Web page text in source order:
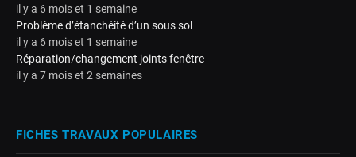
il y a 6 mois et 1 semaine
Problème d’étanchéité d’un sous sol
il y a 6 mois et 1 semaine
Réparation/changement joints fenêtre
il y a 7 mois et 2 semaines
FICHES TRAVAUX POPULAIRES